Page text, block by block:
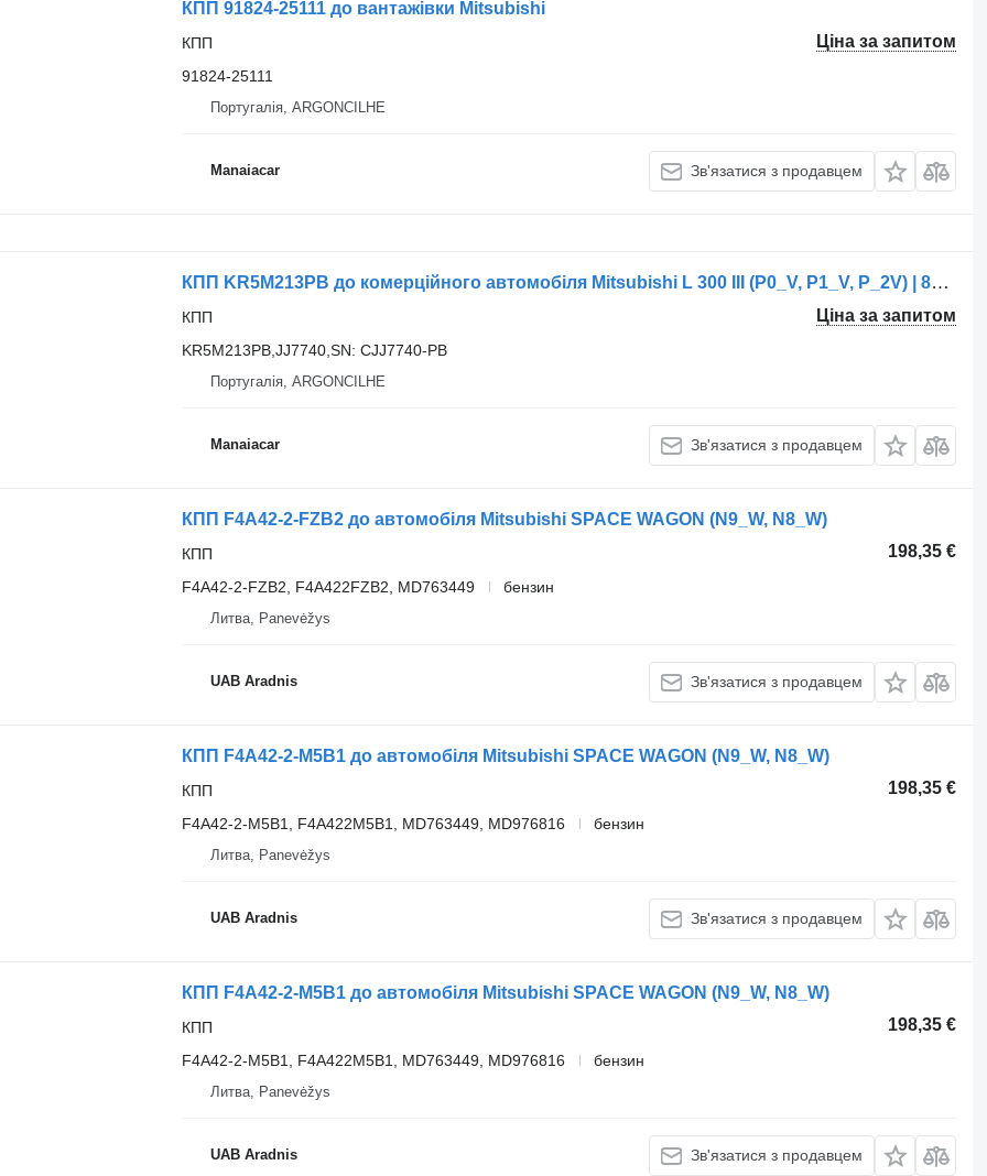
КПП 91824-25111 до вантажівки Mitsubishi
Ціна за запитом
КПП
91824-25111
Португалія, ARGONCILHE
Manaiacar Зв'язатися з продавцем
КПП KR5M213PB до комерційного автомобіля Mitsubishi L 300 III (P0_V, P1_V, P_2V) | 86 - 13
Ціна за запитом
КПП
KR5M213PB,JJ7740,SN: CJJ7740-PB
Португалія, ARGONCILHE
Manaiacar Зв'язатися з продавцем
КПП F4A42-2-FZB2 до автомобіля Mitsubishi SPACE WAGON (N9_W, N8_W)
198,35 €
КПП
F4A42-2-FZB2, F4A422FZB2, MD763449
бензин
Литва, Panevėžys
UAB Aradnis Зв'язатися з продавцем
КПП F4A42-2-M5B1 до автомобіля Mitsubishi SPACE WAGON (N9_W, N8_W)
198,35 €
КПП
F4A42-2-M5B1, F4A422M5B1, MD763449, MD976816
бензин
Литва, Panevėžys
UAB Aradnis Зв'язатися з продавцем
КПП F4A42-2-M5B1 до автомобіля Mitsubishi SPACE WAGON (N9_W, N8_W)
198,35 €
КПП
F4A42-2-M5B1, F4A422M5B1, MD763449, MD976816
бензин
Литва, Panevėžys
UAB Aradnis Зв'язатися з продавцем